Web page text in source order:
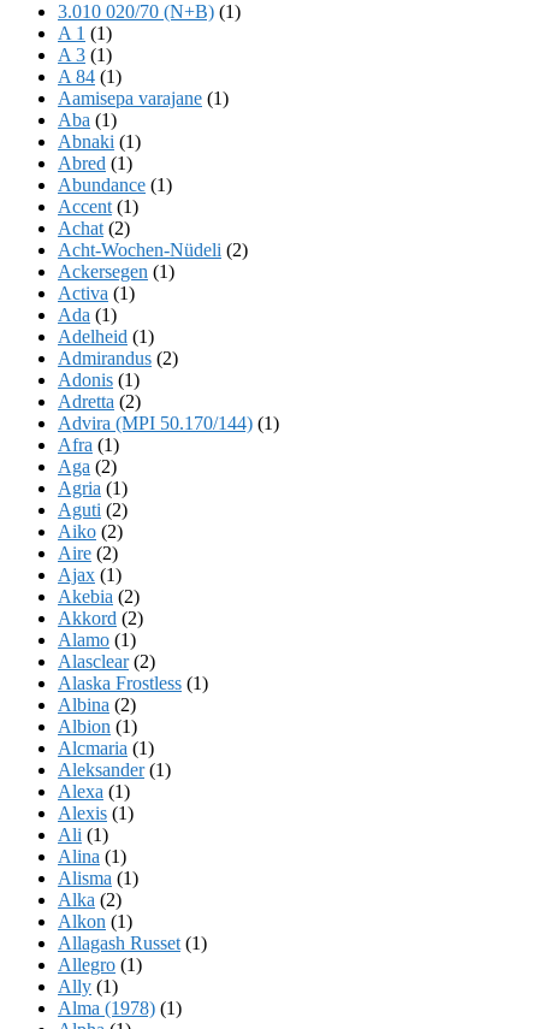
3.010 020/70 (N+B) (1)
A 1 (1)
A 3 (1)
A 84 (1)
Aamisepa varajane (1)
Aba (1)
Abnaki (1)
Abred (1)
Abundance (1)
Accent (1)
Achat (2)
Acht-Wochen-Nüdeli (2)
Ackersegen (1)
Activa (1)
Ada (1)
Adelheid (1)
Admirandus (2)
Adonis (1)
Adretta (2)
Advira (MPI 50.170/144) (1)
Afra (1)
Aga (2)
Agria (1)
Aguti (2)
Aiko (2)
Aire (2)
Ajax (1)
Akebia (2)
Akkord (2)
Alamo (1)
Alasclear(2)
Alaska Frostless (1)
Albina (2)
Albion (1)
Alcmaria (1)
Aleksander(1)
Alexa (1)
Alexis (1)
Ali (1)
Alina (1)
Alisma (1)
Alka (2)
Alkon (1)
Allagash Russet (1)
Allegro (1)
Ally (1)
Alma (1978) (1)